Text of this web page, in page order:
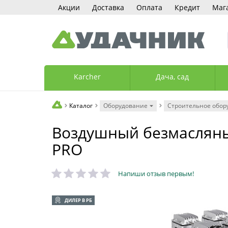
Акции Доставка Оплата Кредит
Karcher Дача, сад
Каталог Оборудование Строительное
Воздушный
PRO
Напиши отзыв первым!
ДИЛЕР В РБ